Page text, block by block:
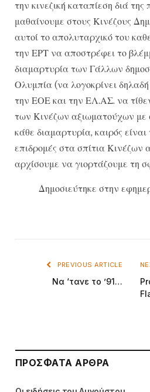
την κινεζική καταπίεση διά
μαθαίνουμε στους Κινέζους
αυτοί το απολυταρχικό του
την ΕΡΤ να αποστρέφει το
διαμαρτυρία των Γάλλων
Ολυμπία (να λογοκρίνει
την ΕΟΕ και την ΕΛ.ΑΣ. να
των Κινέζων αξιωματούχων με
κάθε διαμαρτυρία, καιρός
επιδρομές στα σπίτια
αρχίσουμε να γιορτάζουμε τη
Δημοσιεύτηκε στην
PREVIOUS ARTICLE
Να ‘τανε το ’91…
ΠΡΌΣΦΑΤΑ ΆΡΘΡΑ